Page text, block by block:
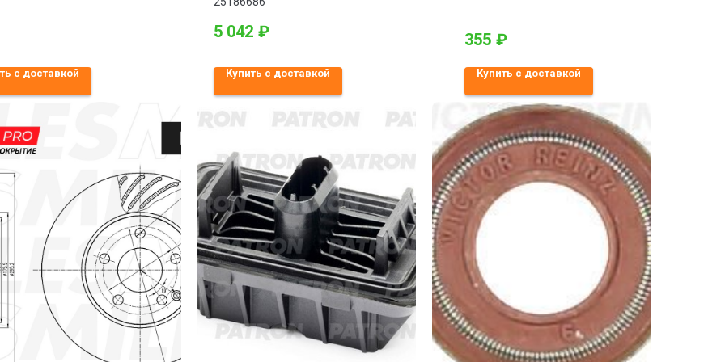
с доставкой
5 042 ₽
Купить с доставкой
355 ₽
Купить с доставкой